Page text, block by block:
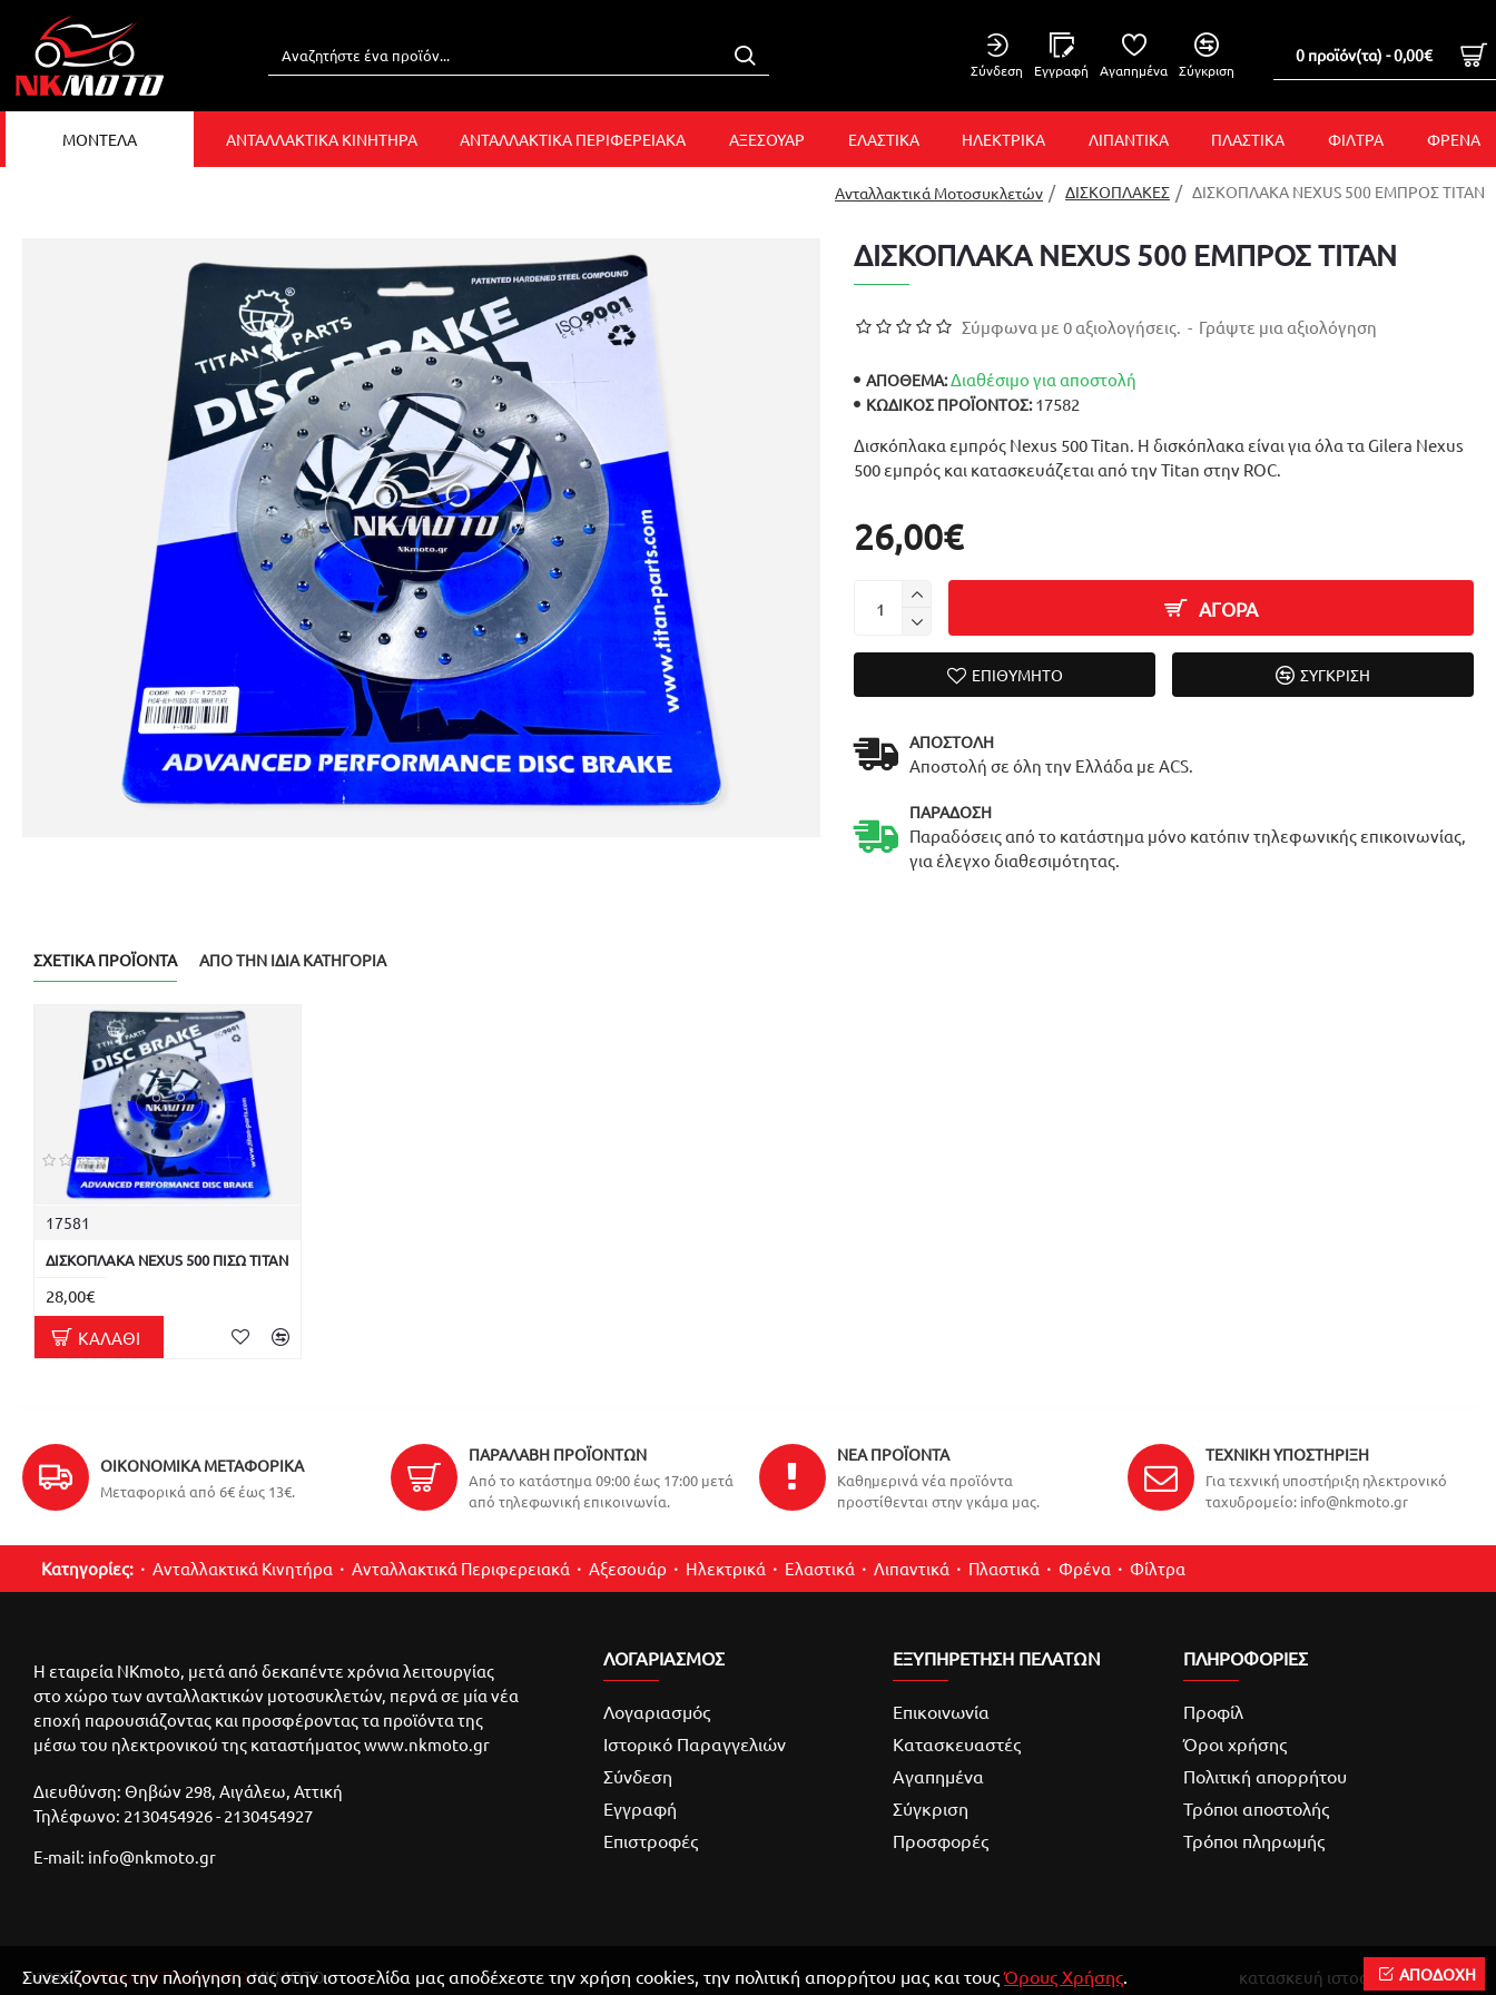
Σύνδεση Εγγραφή Αγαπημένα Σύγκριση
0 προϊόν(τα) - 0,00€
ΜΟΝΤΕΛΑ ΑΝΤΑΛΛΑΚΤΙΚΑ ΚΙΝΗΤΗΡΑ ΑΝΤΑΛΛΑΚΤΙΚΑ ΠΕΡΙΦΕΡΕΙΑΚΑ ΑΞΕΣΟΥΑΡ ΕΛΑΣΤΙΚΑ ΗΛΕΚΤΡΙΚΑ ΛΙΠΑΝΤΙΚΑ ΠΛΑΣΤΙΚΑ ΦΙΛΤΡΑ ΦΡΕΝΑ
Ανταλλακτικά Μοτοσυκλετών ΔΙΣΚΟΠΛΑΚΕΣ ΔΙΣΚΟΠΛΑΚΑ NEXUS 500 ΕΜΠΡΟΣ TITAN
ΔΙΣΚΟΠΛΑΚΑ NEXUS 500 ΕΜΠΡΟΣ TITAN
Δισκόπλακα εμπρός Nexus 500 Titan. Η δισκόπλακα είναι για όλα τα Gilera Nexus
500 εμπρός και κατασκευάζεται από την Titan στην ROC.
ΑΠΟΘΕΜΑ:Διαθέσιμο για αποστολή
ΚΩΔΙΚΌΣ ΠΡΟΪΌΝΤΟΣ: 17582
Σύμφωνα με 0 αξιολογήσεις. - Γράψτε μια αξιολόγηση
26,00€
ΑΓΟΡΑ
ΕΠΙΘΥΜΗΤΌ ΣΎΓΚΡΙΣΗ
ΑΠΟΣΤΟΛΉ
Αποστολή σε όλη την Ελλάδα με ACS.
ΠΑΡΆΔΟΣΗ
Παραδόσεις από το κατάστημα μόνο κατόπιν τηλεφωνικής επικοινωνίας,
για έλεγχο διαθεσιμότητας.
ΣΧΕΤΙΚΆ ΠΡΟΪΌΝΤΑ ΑΠΌ ΤΗΝ ΊΔΙΑ ΚΑΤΗΓΟΡΊΑ
17581
ΔΙΣΚΟΠΛΑΚΑ NEXUS 500 ΠΙΣΩ TITAN
28,00€
ΚΑΛΆΘΙ
ΟΙΚΟΝΟΜΙΚΆ ΜΕΤΑΦΟΡΙΚΆ
Μεταφορικά από 6€ έως 13€.
ΠΑΡΑΛΑΒΉ ΠΡΟΪΌΝΤΩΝ
Από το κατάστημα 09:00 έως 17:00 μετά
από τηλεφωνική επικοινωνία.
ΝΈΑ ΠΡΟΪΌΝΤΑ
Καθημερινά νέα προϊόντα
προστίθενται στην γκάμα μας.
ΤΕΧΝΙΚΉ ΥΠΟΣΤΉΡΙΞΗ
Για τεχνική υποστήριξη ηλεκτρονικό
ταχυδρομείο: info@nkmoto.gr
Κατηγορίες: Ανταλλακτικά Κινητήρα Ανταλλακτικά Περιφερειακά Αξεσουάρ Ηλεκτρικά Ελαστικά Λιπαντικά Πλαστικά Φρένα Φίλτρα
Η εταιρεία NKmoto, μετά από δεκαπέντε χρόνια λειτουργίας
στο χώρο των ανταλλακτικών μοτοσυκλετών, περνά σε μία νέα
εποχή παρουσιάζοντας και προσφέροντας τα προϊόντα της
μέσω του ηλεκτρονικού της καταστήματος www.nkmoto.gr
Διευθύνση: Θηβών 298, Αιγάλεω, Αττική
Τηλέφωνο: 2130454926 - 2130454927
E-mail: info@nkmoto.gr
ΛΟΓΑΡΙΑΣΜΌΣ
Λογαριασμός
Ιστορικό Παραγγελιών
Σύνδεση
Εγγραφή
Επιστροφές
ΕΞΥΠΗΡΕΤΗΣΗ ΠΕΛΑΤΩΝ
Επικοινωνία
Κατασκευαστές
Αγαπημένα
Σύγκριση
Προσφορές
ΠΛΗΡΟΦΟΡΙΕΣ
Προφίλ
Όροι χρήσης
Πολιτική απορρήτου
Τρόποι αποστολής
Τρόποι πληρωμής
©2025ΑΝΤΑΛΛΑΚΤΙΚΑ ΜΟΤΟΝΚΜΟΤΟ κατασκευή ιστοσελίδαςReweb
ΑΠΟΔΟΧΗ
Συνεχίζοντας την πλοήγηση σας στην ιστοσελίδα μας αποδέχεστε την χρήση cookies, την πολιτική απορρήτου μας και τουςΌρους Χρήσης.